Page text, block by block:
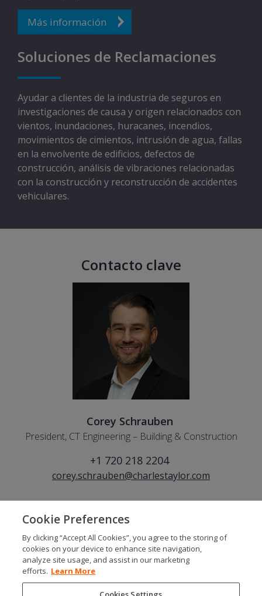
Más información
Soluciones de Reclamaciones
Ayudar a clientes de la industria de seguros en
investigaciones de causa y origen relacionados con
vientos, inundaciones, huracanes, incendios,
movimientos de cimientos, intrusión de agua, fallas
en la envolvente de edificios, defectos de
construcción, análisis de vibraciones relacionadas
con la construcción y reconstrucción de accidentes
vehiculares.
Contacto clave
Corey Schrauben
President, CT Engineering – Building & Construction
+1 720 218 2204
corey.schrauben@charlestaylor.com
SOCIALS
Cookie Preferences
By clicking “Accept All Cookies”, you agree to the storing of
cookies on your device to enhance site navigation,
analyze site usage, and assist in our marketing
efforts. Learn More